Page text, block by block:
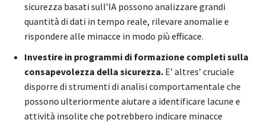
sicurezza basati sull’IA possono analizzare grandi
quantità di dati in tempo reale, rilevare anomalie e
rispondere alle minacce in modo più efficace.
Investire in programmi di formazione completi sulla
consapevolezza della sicurezza. E’ altres’ cruciale
disporre di strumenti di analisi comportamentale che
possono ulteriormente aiutare a identificare lacune e
attività insolite che potrebbero indicare minacce